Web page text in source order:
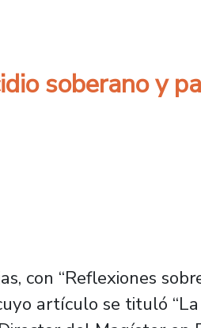
soberano y
con “Reflexiones
artículo se tituló